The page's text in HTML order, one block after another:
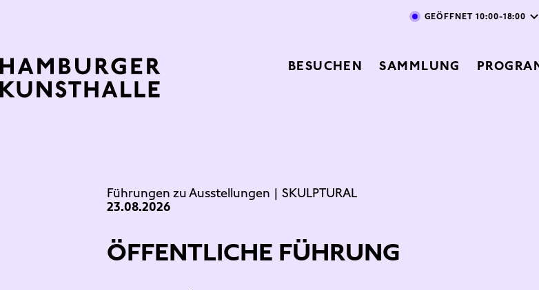
Direkt
Top Navigation
BESUCHEN SAMMLUNG
GEÖFFNET 10:00-18:00
Führungen zu Ausstellungen | SKULPTURAL
23.08.2026
ÖFFENTLICHE FÜHRUNG